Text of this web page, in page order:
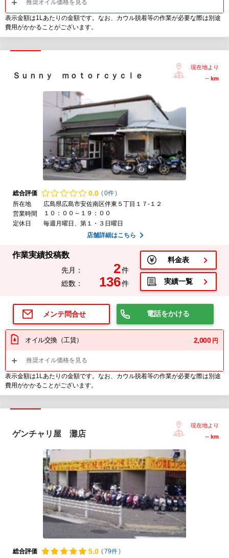
推奨オイル価格を見る
表示金額は1Lあたりの金額です。なお、カウル脱着等の作業が必要な際は別途
費用がかかることがございます。
Ｓｕｎｎｙ ｍｏｔｏｒｃｙｃｌｅ
現在地より
-- km
総合評価 0.0 (0件)
所在地
広島県広島市安佐南区伴東５丁目１７-１２
営業時間
１０：００～１９：００
定休日
毎週月曜日、第１・３日曜日
店舗詳細はこちら
作業実績投稿数
先月： 2件
総数：
136件
料金表
実績一覧
メンテ問合せ 電話をかける
オイル交換（工賃） 2,000 円
推奨オイル価格を見る
表示金額は1Lあたりの金額です。なお、カウル脱着等の作業が必要な際は別途
費用がかかることがございます。
ゲンチャリ屋 灘店
現在地より
-- km
総合評価 5.0 (79件)